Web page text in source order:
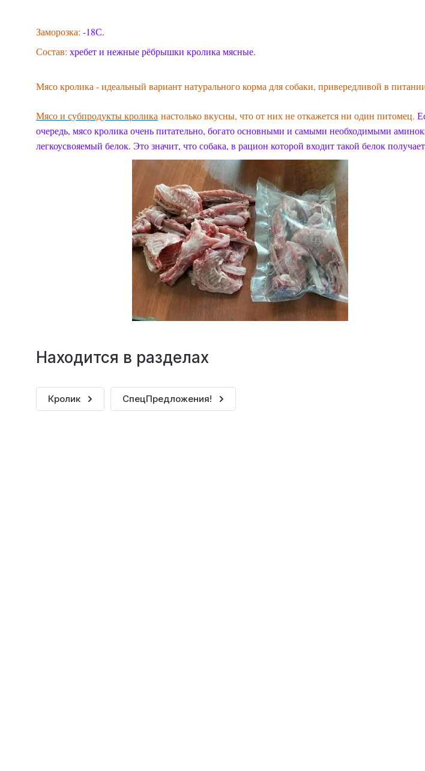
Заморозка: -18С.
Состав: хребет и нежные рёбрышки кролика мясные.
Мясо кролика - идеальный вариант натурального корма для собаки, привередливой в
Мясо и субпродукты кролика настолько вкусны, что от них не откажется ни один питомец.
очередь, мясо кролика очень питательно, богато основными и самыми необходимыми
легкоусвояемый белок. Это значит, что собака, в рацион которой входит такой белок
Находится в разделах
Кролик СпецПредложения!